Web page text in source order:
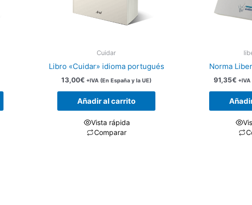
Cuidar
Libro «Cuidar» idioma portugués
13,00€ +IVA (En España y la UE)
Añadir al carrito
Vista rápida
Comparar
Norma
91,35€ +IVA